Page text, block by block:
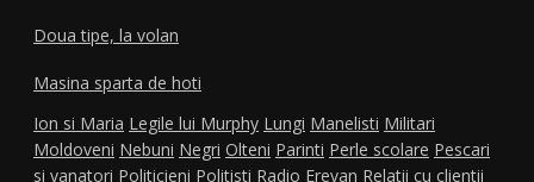
Doua tipe, la volan
Masina sparta de hoti
Ion si Maria Legile lui Murphy Lungi Manelisti Militari
Moldoveni Nebuni Negri Olteni Parinti Perle scolare Pescari
si vanatori Politicieni Politisti Radio Erevan Relatii cu clientii